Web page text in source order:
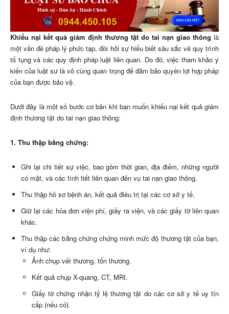
Khiếu nại kết quả giám định thương tật do tai nạn giao thông là
một vấn đề pháp lý phức tạp, đòi hỏi sự hiểu biết sâu sắc về quy trình
tố tụng và các quy định pháp luật liên quan. Do đó, việc tham khảo ý
kiến của luật sư là vô cùng quan trọng để đảm bảo quyền lợi hợp pháp
của bạn được bảo vệ.
Dưới đây là một số bước cơ bản khi bạn muốn khiếu nại kết quả giám
định thương tật do tai nạn giao thông:
1. Thu thập bằng chứng:
Ghi lại chi tiết sự việc, bao gồm thời gian, địa điểm, những người
có mặt, và các tình tiết liên quan đến vụ tai nạn giao thông.
Thu thập hồ sơ bệnh án, kết quả điều trị tại các cơ sở y tế.
Giữ lại các hóa đơn viện phí, giấy ra viện, và các giấy tờ liên quan
khác.
Thu thập các bằng chứng chứng minh mức độ thương tật của bạn,
ví dụ như:
Ảnh chụp vết thương, tổn thương.
Kết quả chụp X-quang, CT, MRI.
Giấy tờ chứng nhận tỷ lệ thương tật do các cơ sở y tế uy tín
cấp (nếu có).